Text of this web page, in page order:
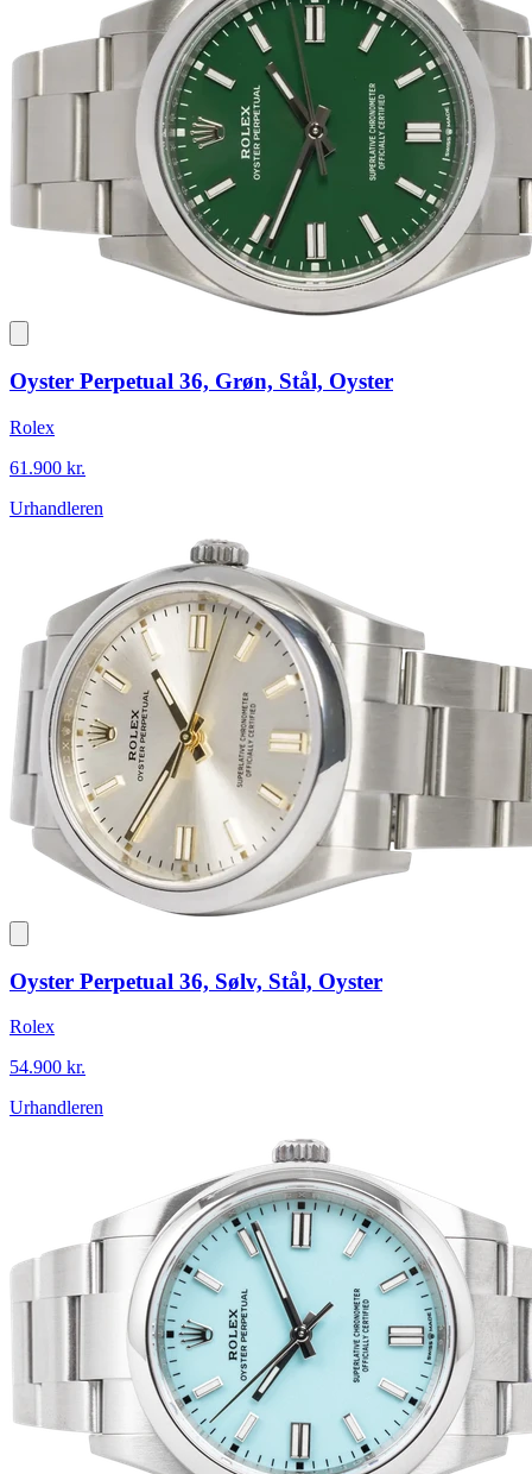
Oyster Perpetual 36, Grøn, Stål, Oyster
Rolex
61.900 kr.
Urhandleren
Oyster Perpetual 36, Sølv, Stål, Oyster
Rolex
54.900 kr.
Urhandleren